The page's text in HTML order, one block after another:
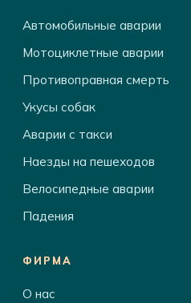
Автомобильные аварии
Мотоциклетные аварии
Противоправная смерть
Укусы собак
Аварии с такси
Наезды на пешеходов
Велосипедные аварии
Падения
ФИРМА
О нас